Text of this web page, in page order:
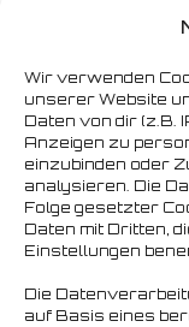
Wir verwenden
unserer Website
Daten von dir (z.B.
Anzeigen zu
einzubinden oder
analysieren. Die
Folge gesetzter
Daten mit Dritten,
Einstellungen
Die
auf Basis eines
Copyright ©